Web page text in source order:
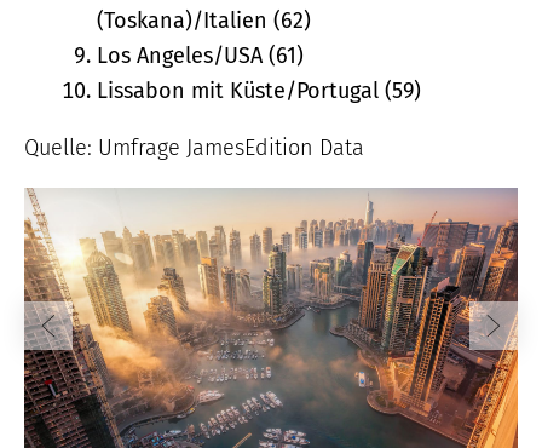
(Toskana)/Italien (62)
Los Angeles/USA (61)
Lissabon mit Küste/Portugal (59)
Quelle: Umfrage JamesEdition Data